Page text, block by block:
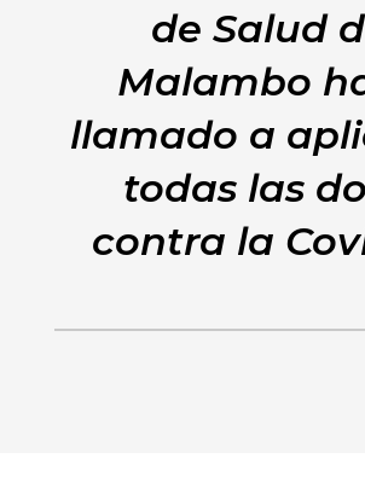
de Salud
Malambo
llamado a
todas las
contra la